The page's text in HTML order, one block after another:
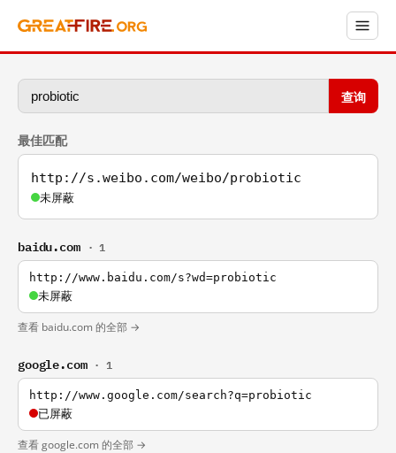
查询
最佳匹配
http://s.weibo.com/weibo/probiotic
未屏蔽
baidu.com · 1
http://www.baidu.com/s?wd=probiotic
未屏蔽
查看 baidu.com 的全部 →
google.com · 1
http://www.google.com/search?q=probiotic
已屏蔽
查看 google.com 的全部 →